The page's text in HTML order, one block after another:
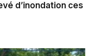
d’inondation ces